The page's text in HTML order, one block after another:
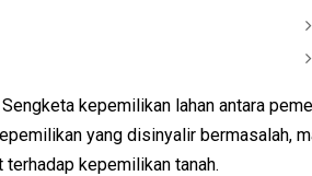
kepemilikan lahan antara
yang disinyalir bermasalah,
terhadap kepemilikan tanah.